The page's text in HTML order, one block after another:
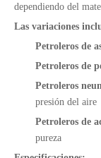
dependiendo del
Las variaciones
Petroleros de
Petroleros de
Petroleros
presión del aire
Petroleros de
pureza